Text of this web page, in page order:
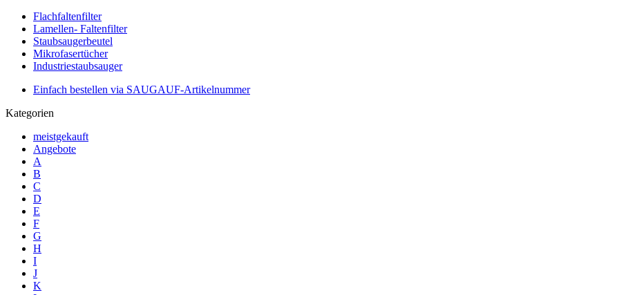
Flachfaltenfilter
Lamellen- Faltenfilter
Staubsaugerbeutel
Mikrofasertücher
Industriestaubsauger
Einfach bestellen via SAUGAUF-Artikelnummer
Kategorien
meistgekauft
Angebote
A
B
C
D
E
F
G
H
I
J
K